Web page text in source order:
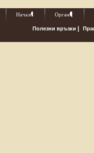
Начало Органи
Полезни връзки